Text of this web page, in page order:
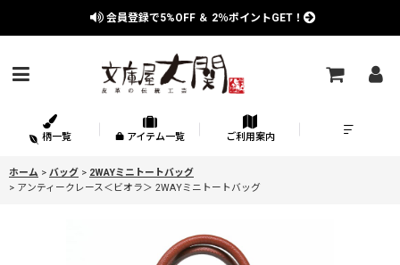
会員登録で5%OFF ＆ 2％ポイントGET！
柄一覧 アイテム一覧 ご利用案内
ホーム > バッグ > 2WAYミニトートバッグ
> アンティークレース＜ビオラ＞ 2WAYミニトートバッグ